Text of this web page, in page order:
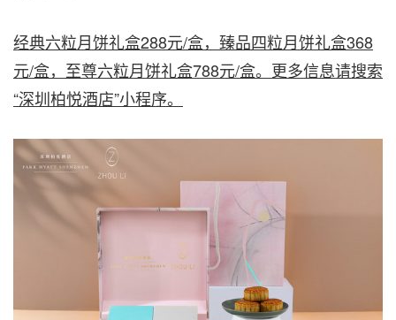
经典六粒月饼礼盒288元/盒，臻品四粒月饼礼盒368
元/盒，至尊六粒月饼礼盒788元/盒。更多信息请搜索
“深圳柏悦酒店”小程序。